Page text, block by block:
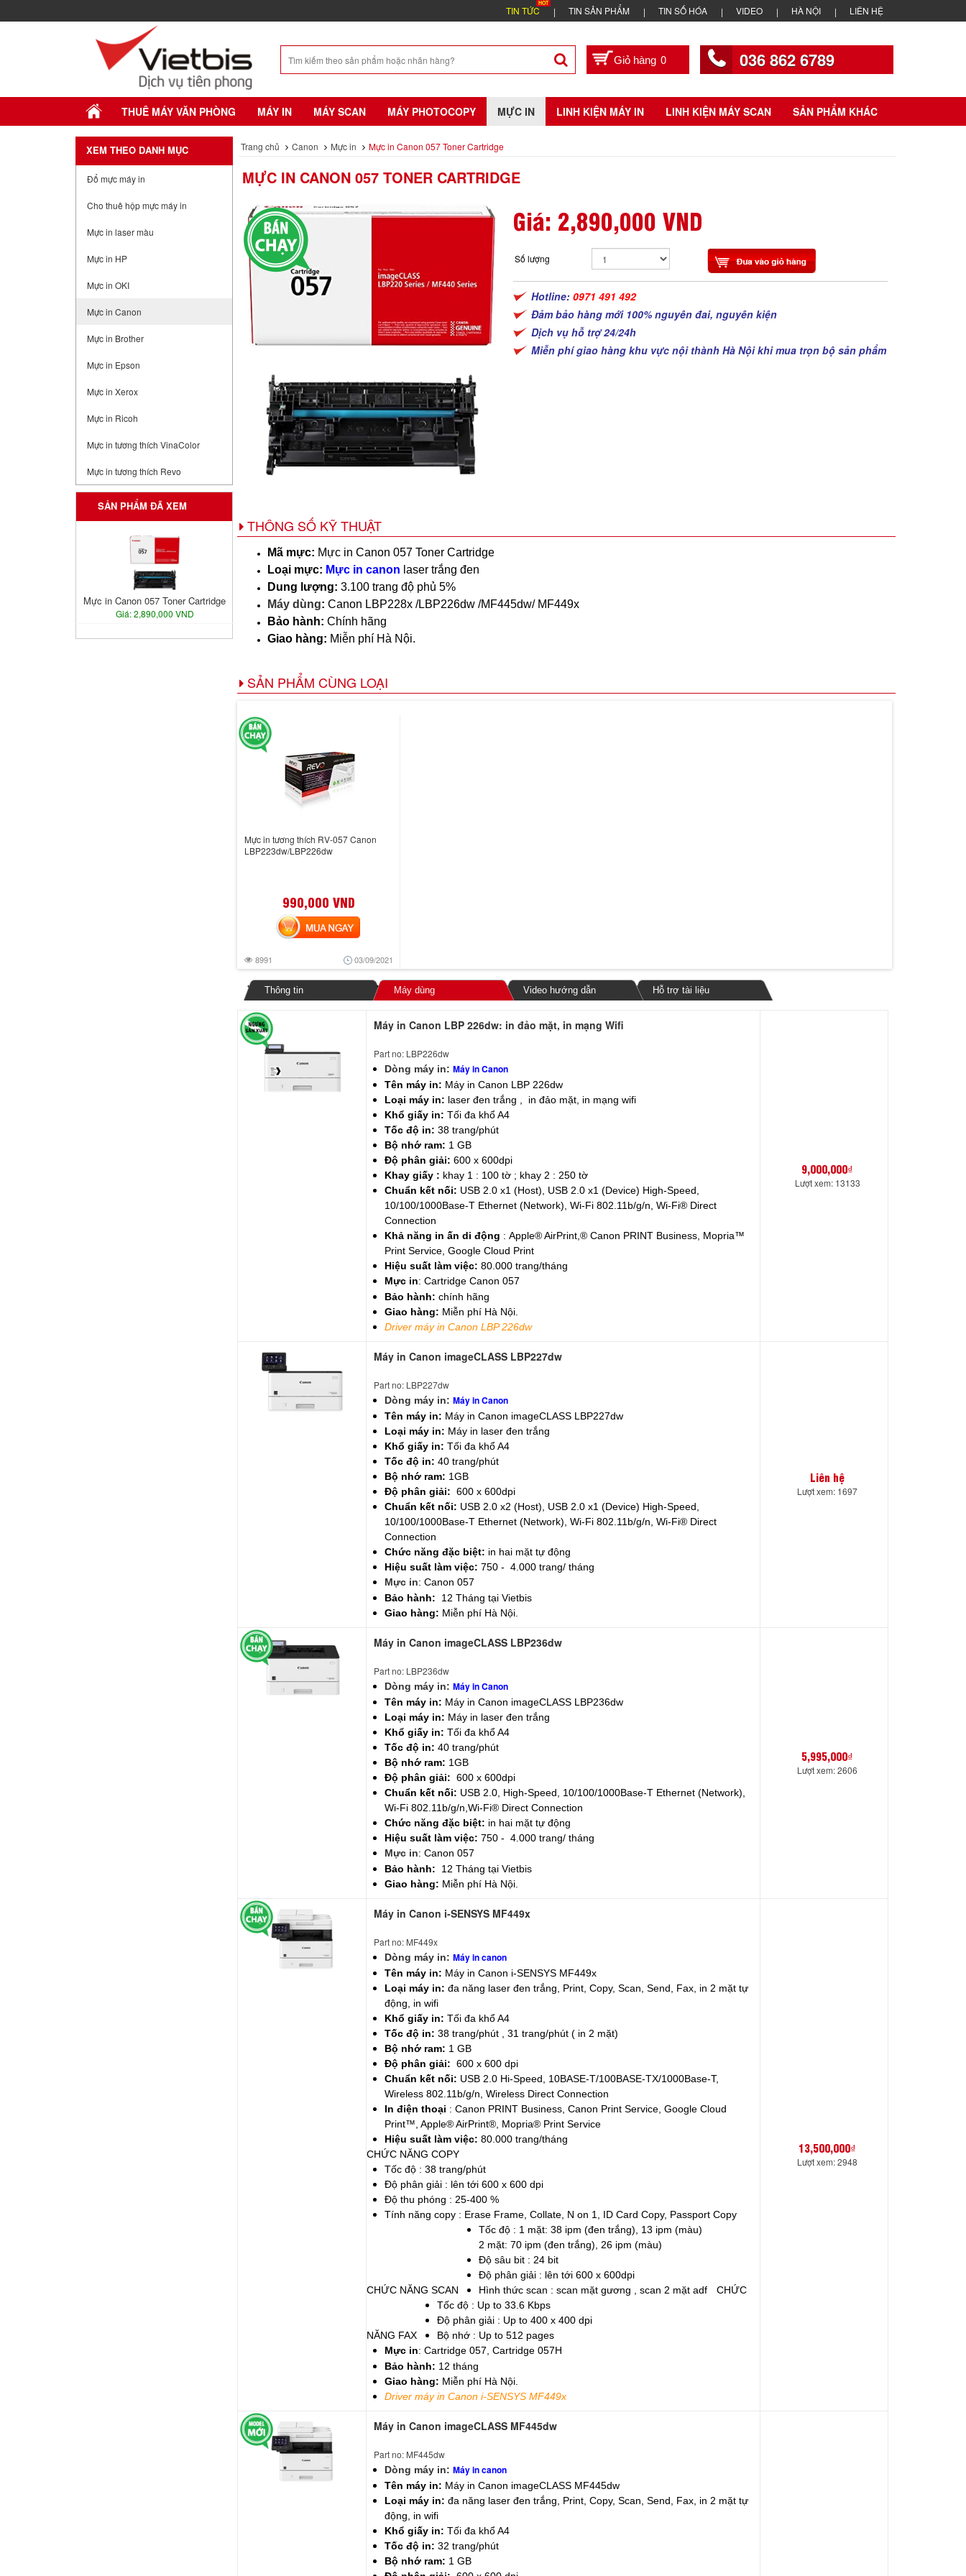
TIN TỨC TIN SẢN PHẨM TIN SỐ HÓA VIDEO HÀ NỘI LIÊN HỆ
0 036 862 6789
THUÊ MÁY VĂN PHÒNG MÁY IN MÁY SCAN MÁY PHOTOCOPY MỰC IN LINH KIỆN MÁY IN LINH KIỆN MÁY SCAN SẢN PHẨM KHÁC
XEM THEO DANH MỤC
Đổ mực máy in
Cho thuê hộp mực máy in
Mực in laser màu
Mực in HP
Mực in OKI
Mực in Canon
Mực in Brother
Mực in Epson
Mực in Xerox
Mực in Ricoh
Mực in tương thích VinaColor
Mực in tương thích Revo
SẢN PHẨM ĐÃ XEM
Mực in Canon 057 Toner Cartridge
Giá: 2,890,000 VND
Trang chủ Canon Mực in Mực in Canon 057 Toner Cartridge
MỰC IN CANON 057 TONER CARTRIDGE
Giá: 2,890,000 VND
Số lượng
Hotline:0971 491 492
Đảm bảo hàng mới 100% nguyên đai, nguyên kiện
Dịch vụ hỗ trợ 24/24h
Miễn phí giao hàng khu vực nội thành Hà Nội khi mua trọn bộ sản phẩm
THÔNG SỐ KỸ THUẬT
Mã mực: Mực in Canon 057 Toner Cartridge
Loại mực: Mực in canon laser trắng đen
Dung lượng: 3.100 trang độ phủ 5%
Máy dùng: Canon LBP228x /LBP226dw /MF445dw/ MF449x
Bảo hành: Chính hãng
Giao hàng: Miễn phí Hà Nội.
SẢN PHẨM CÙNG LOẠI
Mực in tương thích RV-057 Canon
LBP223dw/LBP226dw
990,000 VND
8991 03/09/2021
MUA NGAY
Thông tin Máy dùng Video hướng dẫn Hỗ trợ tài liệu
Máy in Canon LBP 226dw: in đảo mặt, in mạng Wifi
Part no: LBP226dw
Dòng máy in:Máy in Canon
Tên máy in: Máy in Canon LBP 226dw
Loại máy in: laser đen trắng , in đảo mặt, in mạng wifi
Khổ giấy in: Tối đa khổ A4
Tốc độ in: 38 trang/phút
Bộ nhớ ram: 1 GB
Độ phân giải: 600 x 600dpi
Khay giấy : khay 1 : 100 tờ ; khay 2 : 250 tờ
Chuẩn kết nối: USB 2.0 x1 (Host), USB 2.0 x1 (Device) High-Speed,
10/100/1000Base-T Ethernet (Network), Wi-Fi 802.11b/g/n, Wi-Fi® Direct
Connection
Khả năng in ấn di động :Apple® AirPrint,® Canon PRINT Business, Mopria™
Print Service, Google Cloud Print
Hiệu suất làm việc: 80.000 trang/tháng
Mực in: Cartridge Canon 057
Bảo hành: chính hãng
Giao hàng: Miễn phí Hà Nội.
Driver máy in Canon LBP 226dw
9,000,000₫
Lượt xem: 13133
Máy in Canon imageCLASS LBP227dw
Part no: LBP227dw
Dòng máy in: Máy in Canon
Tên máy in: Máy in Canon imageCLASS LBP227dw
Loại máy in: Máy in laser đen trắng
Khổ giấy in: Tối đa khổ A4
Tốc độ in: 40 trang/phút
Bộ nhớ ram: 1GB
Độ phân giải: 600 x 600dpi
Chuẩn kết nối: USB 2.0 x2 (Host), USB 2.0 x1 (Device) High-Speed,
10/100/1000Base-T Ethernet (Network), Wi-Fi 802.11b/g/n, Wi-Fi® Direct
Connection
Chức năng đặc biệt: in hai mặt tự động
Hiệu suất làm việc: 750 - 4.000 trang/ tháng
Mực in: Canon 057
Bảo hành:
12 Tháng tại Vietbis
Giao hàng: Miễn phí Hà Nội.
Liên hệ
Lượt xem: 1697
Máy in Canon imageCLASS LBP236dw
Part no: LBP236dw
Dòng máy in: Máy in Canon
Tên máy in: Máy in Canon imageCLASS LBP236dw
Loại máy in: Máy in laser đen trắng
Khổ giấy in: Tối đa khổ A4
Tốc độ in: 40 trang/phút
Bộ nhớ ram: 1GB
Độ phân giải: 600 x 600dpi
Chuẩn kết nối: USB 2.0, High-Speed, 10/100/1000Base-T Ethernet (Network),
Wi-Fi 802.11b/g/n,Wi-Fi® Direct Connection
Chức năng đặc biệt: in hai mặt tự động
Hiệu suất làm việc: 750 - 4.000 trang/ tháng
Mực in: Canon 057
Bảo hành:
12 Tháng tại Vietbis
Giao hàng: Miễn phí Hà Nội.
5,995,000₫
Lượt xem: 2606
Máy in Canon i-SENSYS MF449x
Part no: MF449x
Dòng máy in:Máy in canon
Tên máy in: Máy in Canon i-SENSYS MF449x
Loại máy in: đa năng laser đen trắng, Print, Copy, Scan, Send, Fax , in 2 mặt tự
động, in wifi
Khổ giấy in: Tối đa khổ A4
Tốc độ in: 38 trang/phút , 31 trang/phút ( in 2 mặt)
Bộ nhớ ram: 1 GB
Độ phân giải: 600 x 600 dpi
Chuẩn kết nối: USB 2.0 Hi-Speed, 10BASE-T/100BASE-TX/1000Base-T,
Wireless 802.11b/g/n, Wireless Direct Connection
In điện thoại : Canon PRINT Business, Canon Print Service, Google Cloud
Print™, Apple® AirPrint®, Mopria® Print Service
Hiệu suất làm việc: 80.000 trang/tháng
CHỨC NĂNG COPY
Tốc độ : 38 trang/phút
Độ phân giải : lên tới 600 x 600 dpi
Độ thu phóng : 25-400 %
Tính năng copy : Erase Frame, Collate, N on 1, ID Card Copy, Passport Copy
CHỨC NĂNG SCAN
Tốc độ : 1 mặt: 38 ipm (đen trắng), 13 ipm (màu)
2 mặt: 70 ipm (đen trắng), 26 ipm (màu)
Độ sâu bit : 24 bit
Độ phân giải : lên tới 600 x 600dpi
Hình thức scan : scan mặt gương , scan 2 mặt adf​ ​ ​
​CHỨC
NĂNG FAX
Tốc độ : Up to 33.6 Kbps
Độ phân giải : Up to 400 x 400 dpi
Bộ nhớ : Up to 512 pages
Mực in: Cartridge 057, Cartridge 057H
Bảo hành: 12 tháng
Giao hàng: Miễn phí Hà Nội.
Driver máy in Canoni-SENSYS MF449x
13,500,000₫
Lượt xem: 2948
Máy in Canon imageCLASS MF445dw
Part no: MF445dw
Dòng máy in:Máy in canon
Tên máy in: Máy in Canon imageCLASS MF445dw
Loại máy in: đa năng laser đen trắng, Print, Copy, Scan, Send, Fax , in 2 mặt tự
động, in wifi
Khổ giấy in: Tối đa khổ A4
Tốc độ in: 32 trang/phút
Bộ nhớ ram: 1 GB